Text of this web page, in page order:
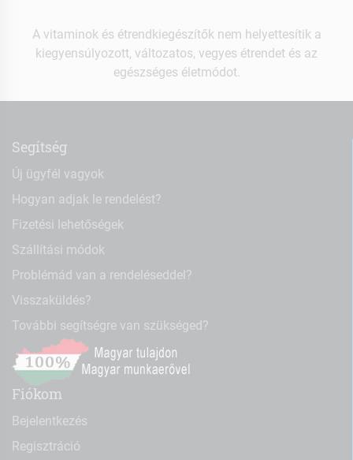
A vitaminok és étrendkiegészítők nem helyettesítik a
kiegyensúlyozott, változatos, vegyes étrendet és az
egészséges életmódot.
Segítség
Új ügyfél vagyok
Hogyan adjak le rendelést?
Fizetési lehetőségek
Szállítási módok
Problémád van a rendeléseddel?
Visszaküldés?
További segítségre van szükséged?
Fiókom
Bejelentkezés
Regisztráció